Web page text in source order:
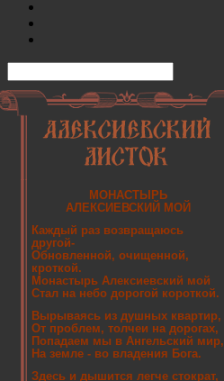
МОНАСТЫРЬ
АЛЕКСИЕВСКИЙ МОЙ
Каждый раз возвращаюсь
другой-
Обновленной, очищенной,
кроткой.
Монастырь Алексиевский мой
Стал на небо дорогой короткой.
Вырываясь из душных квартир,
От проблем, толчеи на дорогах,
Попадаем мы в Ангельский мир,
На земле - во владения Бога.
Здесь и дышится легче стократ,